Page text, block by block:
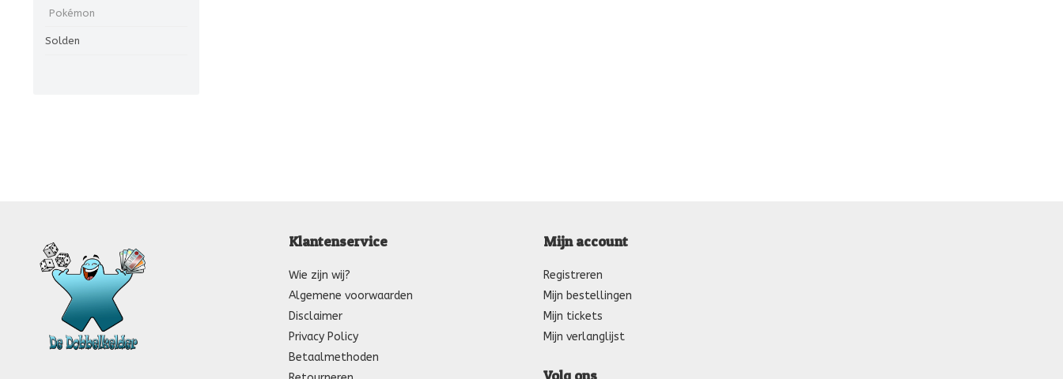
Pokémon
Solden
Klantenservice
Wie zijn wij?
Algemene voorwaarden
Disclaimer
Privacy Policy
Betaalmethoden
Mijn account
Registreren
Mijn bestellingen
Mijn tickets
Mijn verlanglijst
Volg ons